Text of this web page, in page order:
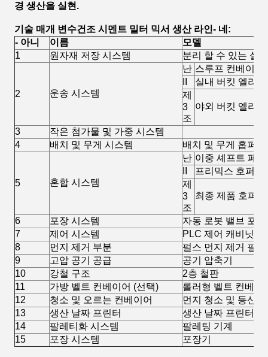
경 생산을 실현.
기술 매개 변수건조 시멘트 밀터 믹서 생산 라인- 네 :
- 아니
이름
모델
1
원자재 저장 시스템 분리 할 수 있는 실로
2 운송 시스템
난 스루프 컨베이어
실내 버킷 엘리
제
3
조
야외 버킷 엘리
3
작은 첨가물 및 가중 시스템
4
배치 및 무게 시스템 배치 및 무게 홉퍼
5 혼합 시스템
난 이중 셰프트 페
프리믹스 호퍼
제
3
조
최종 제품 호퍼
6 포장 시스템
자동 로봇 밸브 포
7
제어 시스템
PLC 제어 캐비닛
8
먼지 제거 부분
펄스 먼지 제거 필터
9
고압 공기 공급
공기 압축기
10
강철 구조
2층 철판
11
가방 벨트 컨베이어 (선택)
롤러형 벨트 컨베이
12
청소 및 오르는 컨베이어
먼지 청소 및 등산
13
생산 날짜 프린터
생산 날짜 프린터
14
팔레티화 시스템
팔레팅 기계
15
포장 시스템 포장기